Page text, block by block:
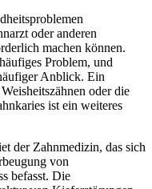
oder anderen
machen können.
Problem, und
Anblick. Ein
oder die
ist ein weiteres
der Zahnmedizin, das sich
von
befasst. Die